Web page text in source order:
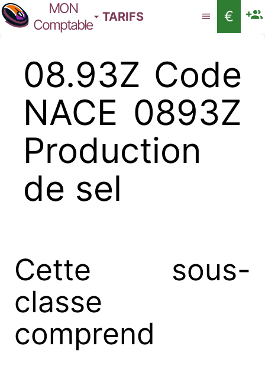
MON
Comptable
TARIFS €
08.93Z Code
NACE 0893Z
Production
de sel
Cette sous-
classe
comprend